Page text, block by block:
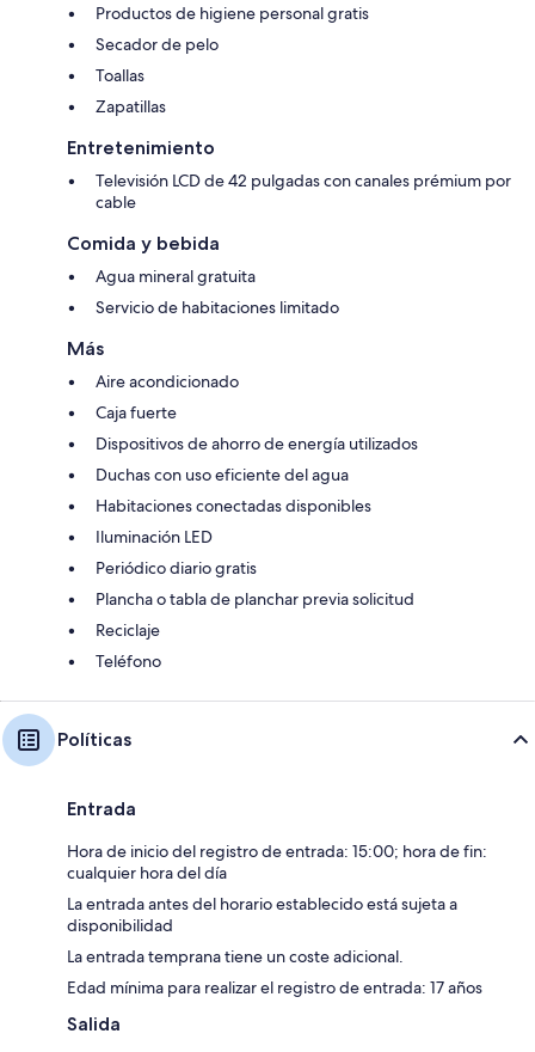
Productos de higiene personal gratis
Secador de pelo
Toallas
Zapatillas
Entretenimiento
Televisión LCD de 42 pulgadas con canales prémium por
cable
Comida y bebida
Agua mineral gratuita
Servicio de habitaciones limitado
Más
Aire acondicionado
Caja fuerte
Dispositivos de ahorro de energía utilizados
Duchas con uso eficiente del agua
Habitaciones conectadas disponibles
Iluminación LED
Periódico diario gratis
Plancha o tabla de planchar previa solicitud
Reciclaje
Teléfono
Políticas
Entrada
Hora de inicio del registro de entrada: 15:00; hora de fin:
cualquier hora del día
La entrada antes del horario establecido está sujeta a
disponibilidad
La entrada temprana tiene un coste adicional.
Edad mínima para realizar el registro de entrada: 17 años
Salida